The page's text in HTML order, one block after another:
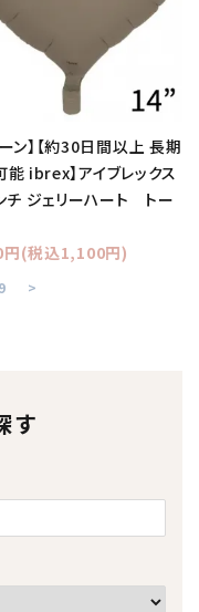
ーン】【約30日間以上 長期
能 ibrex】アイブレックス
チ ジェリーハート トー
(税込1,100円)
>
す